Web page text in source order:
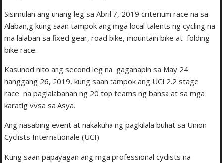
Sisimulan ang unang leg sa Abril 7, 2019 criterium race na sa
Alaban,g kung saan tampok ang mga local talents ng cycling na
ma lalaban sa fixed gear, road bike, mountain bike at folding
bike race.
Kasunod nito ang second leg na gaganapin sa May 24
hanggang 26, 2019, kung saan tampok ang UCI 2.2 stage
race na paglalabanan ng 20 top teams ng bansa at sa mga
karatig vvsa sa Asya.
Ang nasabing event at nakakuha ng pagkilala buhat sa Union
Cyclists Internationale (UCI)
Kung saan papayagan ang mga professional cyclists na